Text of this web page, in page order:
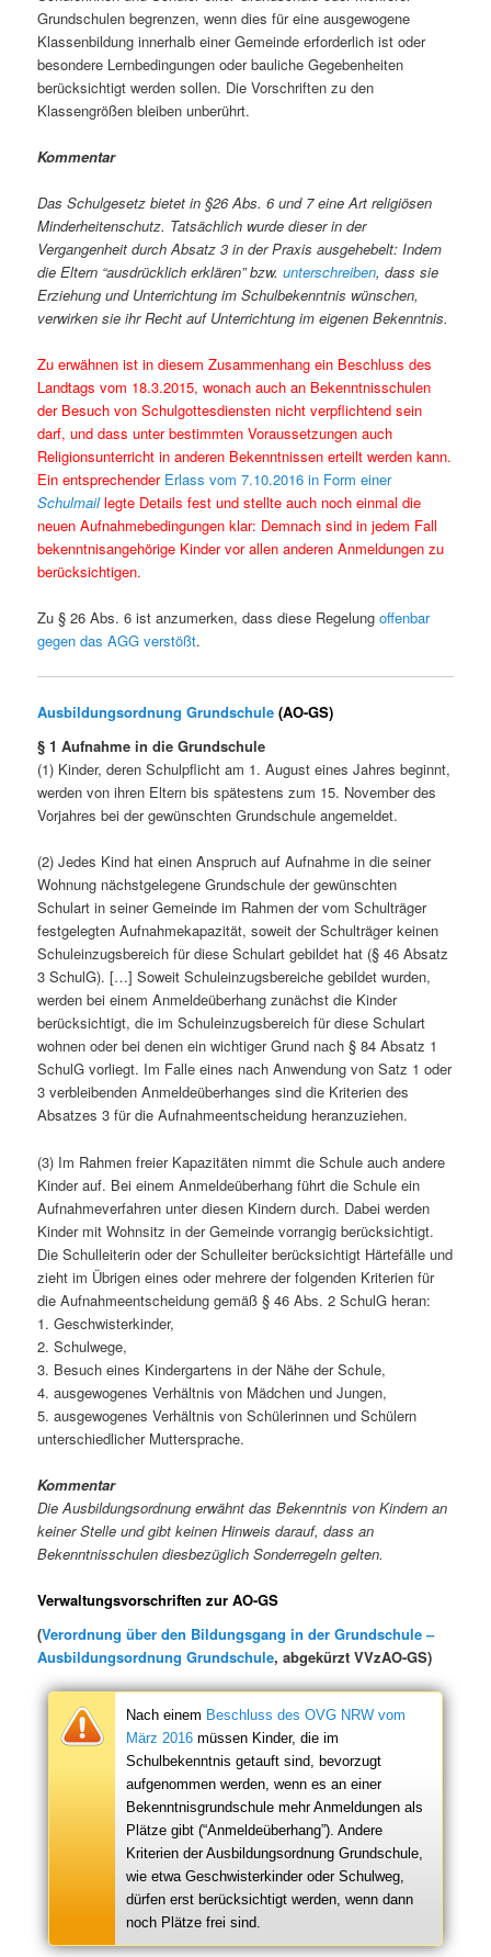
Grundschulen begrenzen, wenn dies für eine ausgewogene
Klassenbildung innerhalb einer Gemeinde erforderlich ist oder
besondere Lernbedingungen oder bauliche Gegebenheiten
berücksichtigt werden sollen. Die Vorschriften zu den
Klassengrößen bleiben unberührt.
Kommentar
Das Schulgesetz bietet in §26 Abs. 6 und 7 eine Art religiösen
Minderheitenschutz. Tatsächlich wurde dieser in der
Vergangenheit durch Absatz 3 in der Praxis ausgehebelt: Indem
die Eltern “ausdrücklich erklären” bzw.unterschreiben, dass sie
Erziehung und Unterrichtung im Schulbekenntnis wünschen,
verwirken sie ihr Recht auf Unterrichtung im eigenen Bekenntnis.
Zu erwähnen ist in diesem Zusammenhang ein Beschluss des
Landtags vom 18.3.2015, wonach auch an Bekenntnisschulen
der Besuch von Schulgottesdiensten nicht verpflichtend sein
darf, und dass unter bestimmten Voraussetzungen auch
Religionsunterricht in anderen Bekenntnissen erteilt werden kann.
Ein entsprechender Erlass vom 7.10.2016 in Form einer
Schulmaillegte Details fest und stellte auch noch einmal die
neuen Aufnahmebedingungen klar: Demnach sind in jedem Fall
bekenntnisangehörige Kinder vor allen anderen Anmeldungen zu
berücksichtigen.
Zu § 26 Abs. 6 ist anzumerken, dass diese Regelungoffenbar
gegen das AGG verstößt.
Ausbildungsordnung Grundschule (AO-GS)
§ 1 Aufnahme in die Grundschule
(1) Kinder, deren Schulpflicht am 1. August eines Jahres beginnt,
werden von ihren Eltern bis spätestens zum 15. November des
Vorjahres bei der gewünschten Grundschule angemeldet.
(2) Jedes Kind hat einen Anspruch auf Aufnahme in die seiner
Wohnung nächstgelegene Grundschule der gewünschten
Schulart in seiner Gemeinde im Rahmen der vom Schulträger
festgelegten Aufnahmekapazität, soweit der Schulträger keinen
Schuleinzugsbereich für diese Schulart gebildet hat (§ 46 Absatz
3 SchulG). […] Soweit Schuleinzugsbereiche gebildet wurden,
werden bei einem Anmeldeüberhang zunächst die Kinder
berücksichtigt, die im Schuleinzugsbereich für diese Schulart
wohnen oder bei denen ein wichtiger Grund nach § 84 Absatz 1
SchulG vorliegt. Im Falle eines nach Anwendung von Satz 1 oder
3 verbleibenden Anmeldeüberhanges sind die Kriterien des
Absatzes 3 für die Aufnahmeentscheidung heranzuziehen.
(3) Im Rahmen freier Kapazitäten nimmt die Schule auch andere
Kinder auf. Bei einem Anmeldeüberhang führt die Schule ein
Aufnahmeverfahren unter diesen Kindern durch. Dabei werden
Kinder mit Wohnsitz in der Gemeinde vorrangig berücksichtigt.
Die Schulleiterin oder der Schulleiter berücksichtigt Härtefälle und
zieht im Übrigen eines oder mehrere der folgenden Kriterien für
die Aufnahmeentscheidung gemäß § 46 Abs. 2 SchulG heran:
1. Geschwisterkinder,
2. Schulwege,
3. Besuch eines Kindergartens in der Nähe der Schule,
4. ausgewogenes Verhältnis von Mädchen und Jungen,
5. ausgewogenes Verhältnis von Schülerinnen und Schülern
unterschiedlicher Muttersprache.
Kommentar
Die Ausbildungsordnung erwähnt das Bekenntnis von Kindern an
keiner Stelle und gibt keinen Hinweis darauf, dass an
Bekenntnisschulen diesbezüglich Sonderregeln gelten.
Verwaltungsvorschriften zur AO-GS
(Verordnung über den Bildungsgang in der Grundschule –
Ausbildungsordnung Grundschule, abgekürzt VVzAO-GS)
Nach einem Beschluss des OVG NRW vom
März 2016 müssen Kinder, die im
Schulbekenntnis getauft sind, bevorzugt
aufgenommen werden, wenn es an einer
Bekenntnisgrundschule mehr Anmeldungen als
Plätze gibt (“Anmeldeüberhang”). Andere
Kriterien der Ausbildungsordnung Grundschule,
wie etwa Geschwisterkinder oder Schulweg,
dürfen erst berücksichtigt werden, wenn dann
noch Plätze frei sind.